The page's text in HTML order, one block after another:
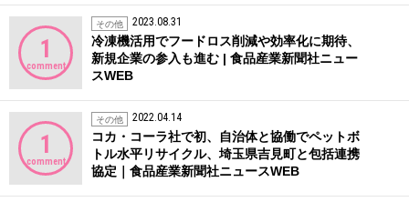
1
comment
その他 2023.08.31
冷凍機活用でフードロス削減や効率化に期待、
新規企業の参入も進む | 食品産業新聞社ニュー
スWEB
1
comment
その他 2022.04.14
コカ・コーラ社で初、自治体と協働でペットボ
トル水平リサイクル、埼玉県吉見町と包括連携
協定｜食品産業新聞社ニュースWEB